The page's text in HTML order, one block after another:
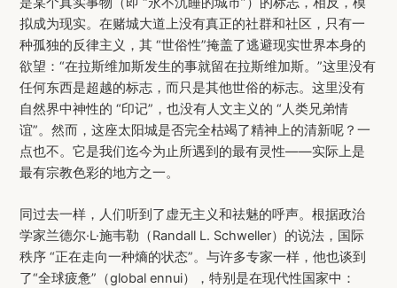
拟成为现实。在赌城大道上没有真正的社群和社区，只有一
种孤独的反律主义，其 “世俗性”掩盖了逃避现实世界本身的
欲望：“在拉斯维加斯发生的事就留在拉斯维加斯。”这里没有
任何东西是超越的标志，而只是其他世俗的标志。这里没有
自然界中神性的 “印记”，也没有人文主义的 “人类兄弟情
谊”。然而，这座太阳城是否完全枯竭了精神上的清新呢？一
点也不。它是我们迄今为止所遇到的最有灵性——实际上是
最有宗教色彩的地方之一。
同过去一样，人们听到了虚无主义和祛魅的呼声。根据政治
学家兰德尔·L·施韦勒（Randall L. Schweller）的说法，国际
秩序 “正在走向一种熵的状态”。与许多专家一样，他也谈到
了“全球疲惫”（global ennui），特别是在现代性国家中：